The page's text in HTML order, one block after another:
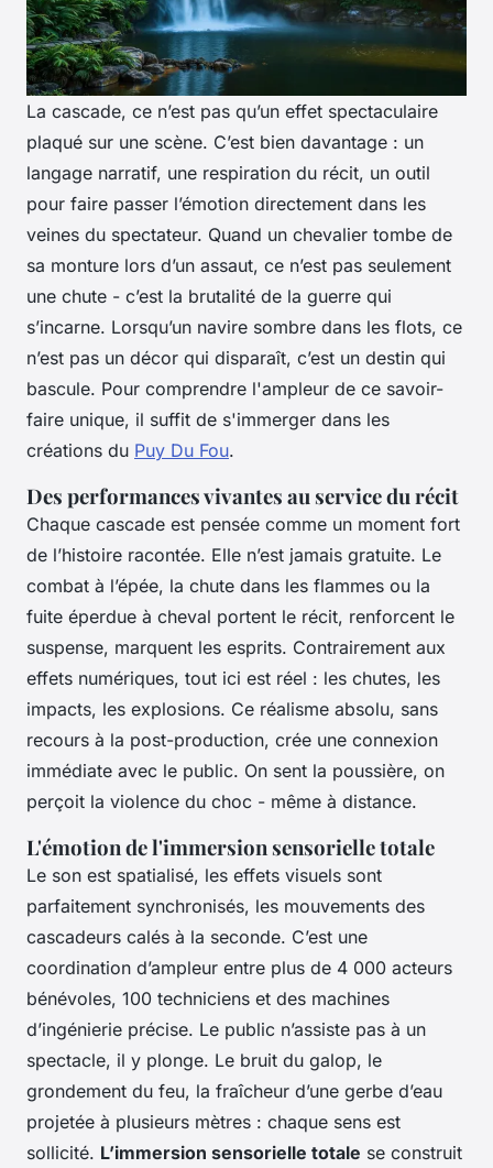
La cascade, ce n’est pas qu’un effet spectaculaire
plaqué sur une scène. C’est bien davantage : un
langage narratif, une respiration du récit, un outil
pour faire passer l’émotion directement dans les
veines du spectateur. Quand un chevalier tombe de
sa monture lors d’un assaut, ce n’est pas seulement
une chute - c’est la brutalité de la guerre qui
s’incarne. Lorsqu’un navire sombre dans les flots, ce
n’est pas un décor qui disparaît, c’est un destin qui
bascule. Pour comprendre l'ampleur de ce savoir-
faire unique, il suffit de s'immerger dans les
créations du Puy Du Fou.
Des performances vivantes au service du récit
Chaque cascade est pensée comme un moment fort
de l’histoire racontée. Elle n’est jamais gratuite. Le
combat à l’épée, la chute dans les flammes ou la
fuite éperdue à cheval portent le récit, renforcent le
suspense, marquent les esprits. Contrairement aux
effets numériques, tout ici est réel : les chutes, les
impacts, les explosions. Ce réalisme absolu, sans
recours à la post-production, crée une connexion
immédiate avec le public. On sent la poussière, on
perçoit la violence du choc - même à distance.
L'émotion de l'immersion sensorielle totale
Le son est spatialisé, les effets visuels sont
parfaitement synchronisés, les mouvements des
cascadeurs calés à la seconde. C’est une
coordination d’ampleur entre plus de 4 000 acteurs
bénévoles, 100 techniciens et des machines
d’ingénierie précise. Le public n’assiste pas à un
spectacle, il y plonge. Le bruit du galop, le
grondement du feu, la fraîcheur d’une gerbe d’eau
projetée à plusieurs mètres : chaque sens est
sollicité. L’immersion sensorielle totale se construit